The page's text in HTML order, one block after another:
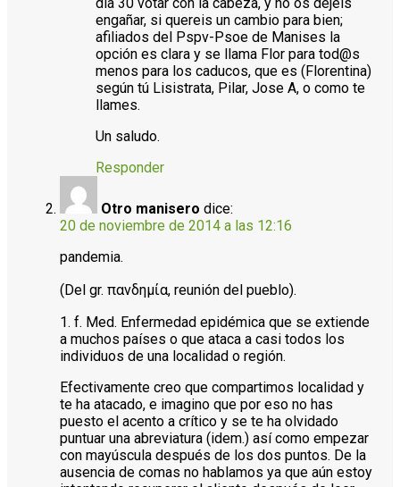
engañar, si quereis un cambio para bien;
afiliados del Pspv-Psoe de Manises la
opción es clara y se llama Flor para tod@s
menos para los caducos, que es (Florentina)
según tú Lisistrata, Pilar, Jose A, o como te
llames.
Un saludo.
Responder
Otro manisero dice:
20 de noviembre de 2014 a las 12:16
pandemia.
(Del gr. πανδημία, reunión del pueblo).
1. f. Med. Enfermedad epidémica que se extiende
a muchos países o que ataca a casi todos los
individuos de una localidad o región.
Efectivamente creo que compartimos localidad y
te ha atacado, e imagino que por eso no has
puesto el acento a crítico y se te ha olvidado
puntuar una abreviatura (idem.) así como empezar
con mayúscula después de los dos puntos. De la
ausencia de comas no hablamos ya que aún estoy